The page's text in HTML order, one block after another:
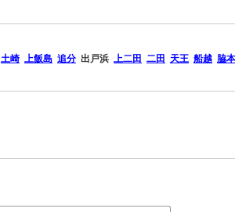
土崎 上飯島 追分 出戸浜 上二田 二田 天王 船越 脇本